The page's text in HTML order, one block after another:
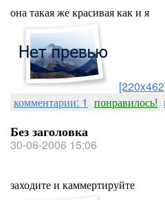
она такая же красивая как и я
комментарии: 1 понравилось!
Без заголовка
30-06-2006 15:06
заходите и каммертируйте